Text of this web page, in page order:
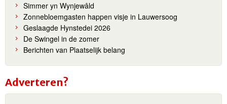
Simmer yn Wynjewâld
Zonnebloemgasten happen visje in Lauwersoog
Geslaagde Hynstedei 2026
De Swingel in de zomer
Berichten van Plaatselijk belang
Adverteren?